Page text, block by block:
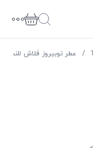
/ عطر توبيروز فلاش للنساء